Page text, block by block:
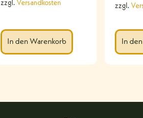
zzgl. Versandkosten
In den Warenkorb
zzgl.
In